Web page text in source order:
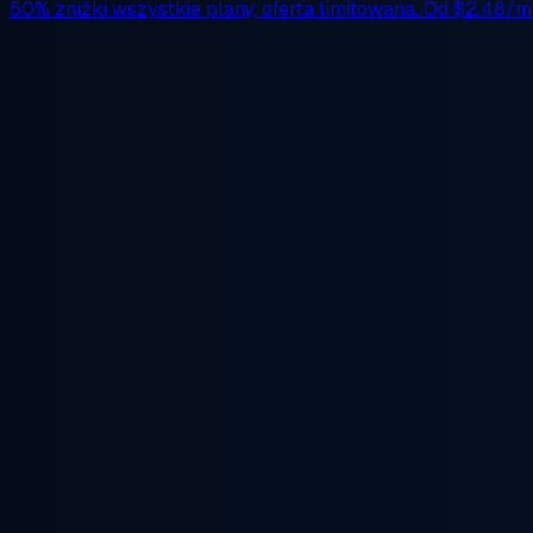
50% zniżki wszystkie plany, oferta limitowana. Od $2.48/